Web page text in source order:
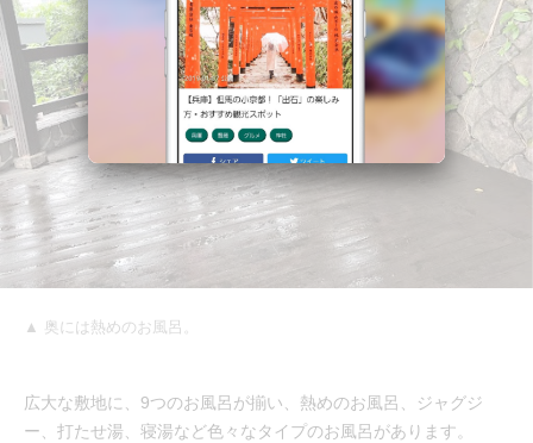
▲ 奥には熱めのお風呂。
広大な敷地に、9つのお風呂が揃い、熱めのお風呂、ジャグジ
ー、打たせ湯、寝湯など色々なタイプのお風呂があります。